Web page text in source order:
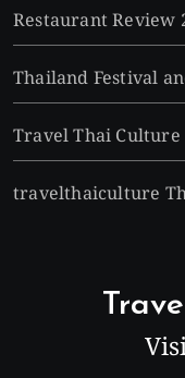
Restaurant Review
Thailand Festival
Travel Thai Culture
travelthaiculture